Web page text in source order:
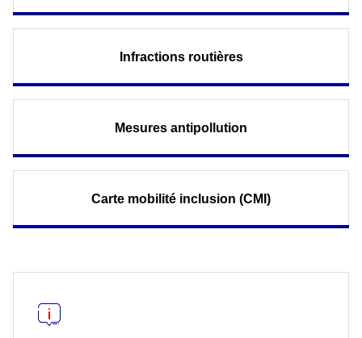
Infractions routières
Mesures antipollution
Carte mobilité inclusion (CMI)